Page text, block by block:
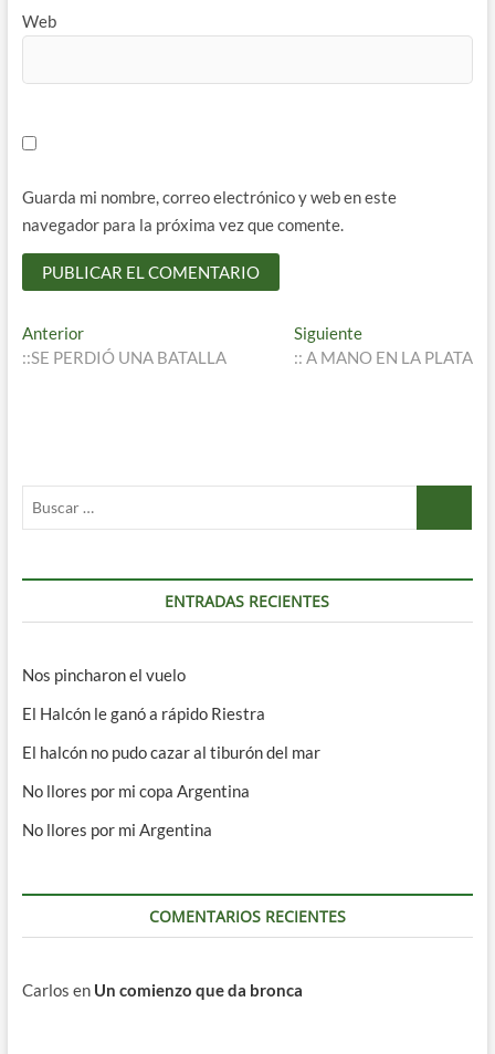
Web
Guarda mi nombre, correo electrónico y web en este
navegador para la próxima vez que comente.
Navegación
de
AnteriorEntrada
anterior:
::SE PERDIÓ UNA BATALLA
SiguienteEntrada
siguiente:
:: A MANO EN LA PLATA
ENTRADAS RECIENTES
Nos pincharon el vuelo
El Halcón le ganó a rápido Riestra
El halcón no pudo cazar al tiburón del mar
No llores por mi copa Argentina
No llores por mi Argentina
COMENTARIOS RECIENTES
Carlos en Un comienzo que da bronca